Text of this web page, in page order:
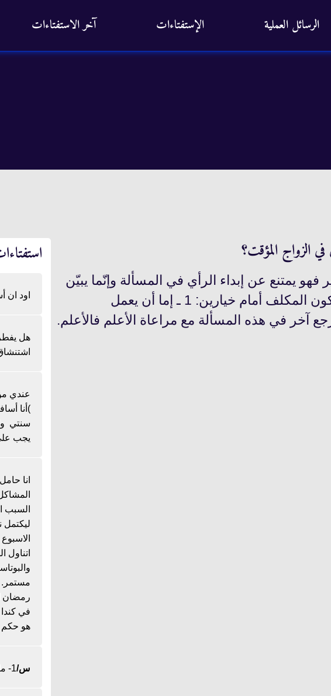
الرسائل العملية الإستفتاءات آخر الاستفتاءات
الزواج المؤقت؟
فهو يمتنع عن إبداء الرأي في المسألة وإنّما يبيّن
طريقة الاحتياط للمكلف، ويكون المكلف أمام خيارين: 1 ـ إما أن يعمل
اود
هل
عندي
)أنا
سنتي
يجب
انا
ليكتمل
اتناول
مستمر.
رمضان
هو
س/1- ما هي الجنابة؟